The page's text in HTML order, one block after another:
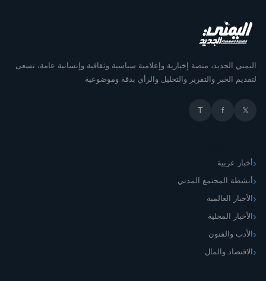
اليمني الجديد، منصة إخبارية وإعلامية سياسية وثقافية وإنسانية عامة، تسعى
لتقديم الخبر والتقرير والتحليل والرأي بدقة وموضوعية
𝕏
f
T
أخبار عربية
أنشطة المجتمع المدني
الأخبار العالمية
الأخبار المحلية
الأدب والفنون
الاقتصاد والمال